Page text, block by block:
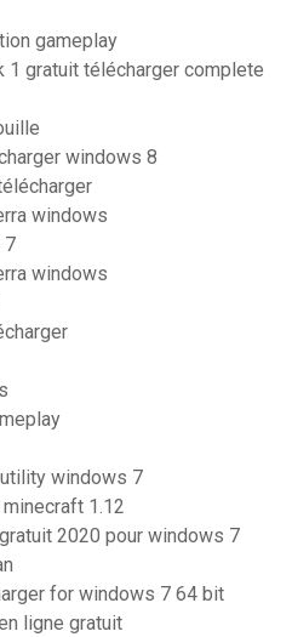
gameplay
gratuit télécharger complete
windows 8
windows
7
windows
windows 7
1.12
2020 pour windows 7
for windows 7 64 bit
ligne gratuit